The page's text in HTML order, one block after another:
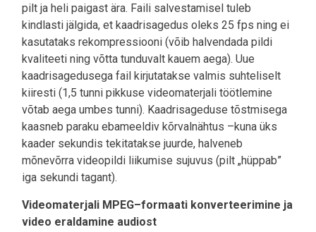
pilt ja heli paigast ära. Faili salvestamisel tuleb
kindlasti jälgida, et kaadrisagedus oleks 25 fps ning ei
kasutataks rekompressiooni (võib halvendada pildi
kvaliteeti ning võtta tunduvalt kauem aega). Uue
kaadrisagedusega fail kirjutatakse valmis suhteliselt
kiiresti (1,5 tunni pikkuse videomaterjali töötlemine
võtab aega umbes tunni). Kaadrisageduse tõstmisega
kaasneb paraku ebameeldiv kõrvalnähtus –kuna üks
kaader sekundis tekitatakse juurde, halveneb
mõnevõrra videopildi liikumise sujuvus (pilt „hüppab”
iga sekundi tagant).
Videomaterjali MPEG–formaati konverteerimine ja
video eraldamine audiost